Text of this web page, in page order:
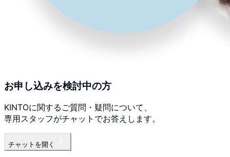
お申し込みを検討中の方
KINTOに関するご質問・疑問について、
専用スタッフがチャットでお答えします。
チャットを開く